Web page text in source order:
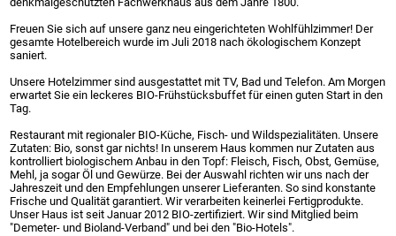
Freuen Sie sich auf unsere ganz neu eingerichteten Wohlfühlzimmer! Der
gesamte Hotelbereich wurde im Juli 2018 nach ökologischem Konzept
saniert.
Unsere Hotelzimmer sind ausgestattet mit TV, Bad und Telefon. Am Morgen
erwartet Sie ein leckeres BIO-Frühstücksbuffet für einen guten Start in den
Tag.
Restaurant mit regionaler BIO-Küche, Fisch- und Wildspezialitäten. Unsere
Zutaten: Bio, sonst gar nichts! In unserem Haus kommen nur Zutaten aus
kontrolliert biologischem Anbau in den Topf: Fleisch, Fisch, Obst, Gemüse,
Mehl, ja sogar Öl und Gewürze. Bei der Auswahl richten wir uns nach der
Jahreszeit und den Empfehlungen unserer Lieferanten. So sind konstante
Frische und Qualität garantiert. Wir verarbeiten keinerlei Fertigprodukte.
Unser Haus ist seit Januar 2012 BIO-zertifiziert. Wir sind Mitglied beim
"Demeter- und Bioland-Verband" und bei den "Bio-Hotels".